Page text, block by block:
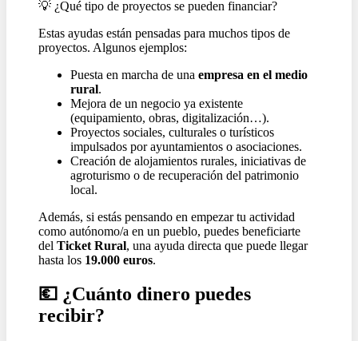
💡 ¿Qué tipo de proyectos se pueden financiar?
Estas ayudas están pensadas para muchos tipos de
proyectos. Algunos ejemplos:
Puesta en marcha de una empresa en el medio
rural.
Mejora de un negocio ya existente
(equipamiento, obras, digitalización…).
Proyectos sociales, culturales o turísticos
impulsados por ayuntamientos o asociaciones.
Creación de alojamientos rurales, iniciativas de
agroturismo o de recuperación del patrimonio
local.
Además, si estás pensando en empezar tu actividad
como autónomo/a en un pueblo, puedes beneficiarte
del Ticket Rural, una ayuda directa que puede llegar
hasta los 19.000 euros.
💶 ¿Cuánto dinero puedes
recibir?